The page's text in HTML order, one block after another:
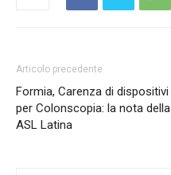
Articolo precedente
Formia, Carenza di dispositivi
per Colonscopia: la nota della
ASL Latina